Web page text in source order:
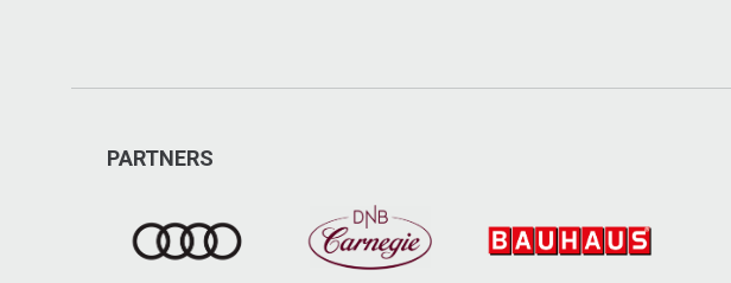
PARTNERS